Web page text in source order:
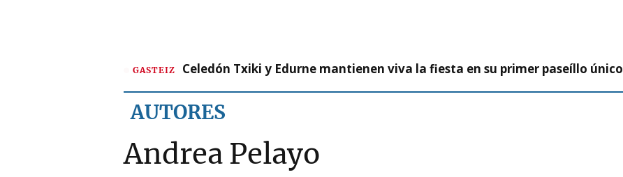
GASTEIZ Celedón Txiki y Edurne mantienen viva la fiesta en su primer paseíllo único
AUTORES
Andrea Pelayo